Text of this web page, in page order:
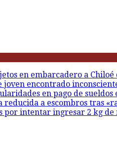
en embarcadero a
joven encontrado
en pago de
a escombros tras
por intentar ingresar 2 kg